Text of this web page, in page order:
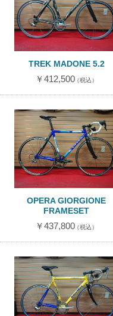
TREK MADONE 5.2
￥412,500（税込）
OPERA GIORGIONE
FRAMESET
￥437,800（税込）